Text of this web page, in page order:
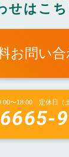
せはこ
お問い合
〜18:00 定休日（土